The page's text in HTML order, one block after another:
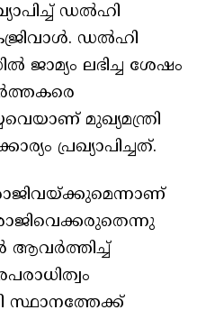
ഡൽഹി
ഡൽഹി
ജാമ്യം ലഭിച്ച ശേഷം
മുഖ്യമന്ത്രി
പ്രഖ്യാപിച്ചത്.
സ്ഥാനത്തേക്ക്